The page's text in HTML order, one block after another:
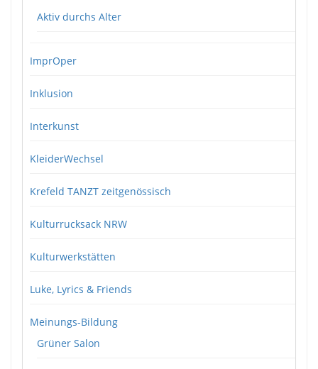
Aktiv durchs Alter
ImprOper
Inklusion
Interkunst
KleiderWechsel
Krefeld TANZT zeitgenössisch
Kulturrucksack NRW
Kulturwerkstätten
Luke, Lyrics & Friends
Meinungs-Bildung
Grüner Salon